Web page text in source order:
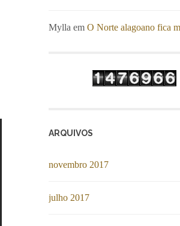
Mylla em O Norte alagoano fica
ARQUIVOS
novembro 2017
julho 2017